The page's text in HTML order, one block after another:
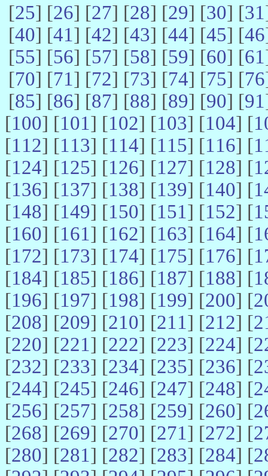
[25] [26] [27] [28] [29] [30] [31
[40] [41] [42] [43] [44] [45] [46
[55] [56] [57] [58] [59] [60] [61
[70] [71] [72] [73] [74] [75] [76
[85] [86] [87] [88] [89] [90] [91
[100] [101] [102] [103] [104] [
[112] [113] [114] [115] [116] [
[124] [125] [126] [127] [128] [
[136] [137] [138] [139] [140] [
[148] [149] [150] [151] [152] [
[160] [161] [162] [163] [164] [
[172] [173] [174] [175] [176] [
[184] [185] [186] [187] [188] [
[196] [197] [198] [199] [200] [
[208] [209] [210] [211] [212] [
[220] [221] [222] [223] [224] [
[232] [233] [234] [235] [236] [
[244] [245] [246] [247] [248] [
[256] [257] [258] [259] [260] [
[268] [269] [270] [271] [272] [
[280] [281] [282] [283] [284] [